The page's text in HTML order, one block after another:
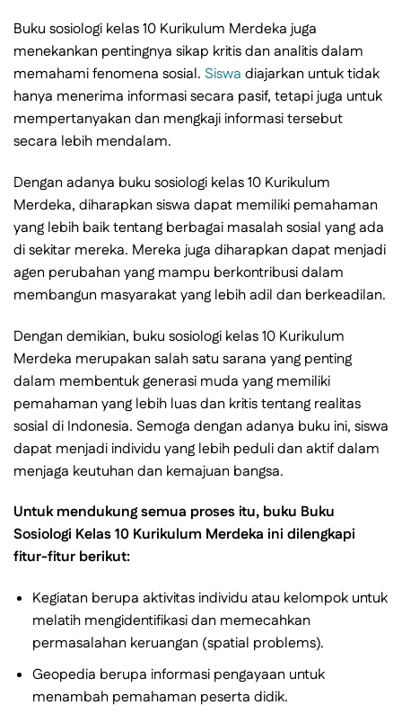
Buku sosiologi kelas 10 Kurikulum Merdeka juga
menekankan pentingnya sikap kritis dan analitis dalam
memahami fenomena sosial. Siswa diajarkan untuk tidak
hanya menerima informasi secara pasif, tetapi juga untuk
mempertanyakan dan mengkaji informasi tersebut
secara lebih mendalam.
Dengan adanya buku sosiologi kelas 10 Kurikulum
Merdeka, diharapkan siswa dapat memiliki pemahaman
yang lebih baik tentang berbagai masalah sosial yang ada
di sekitar mereka. Mereka juga diharapkan dapat menjadi
agen perubahan yang mampu berkontribusi dalam
membangun masyarakat yang lebih adil dan berkeadilan.
Dengan demikian, buku sosiologi kelas 10 Kurikulum
Merdeka merupakan salah satu sarana yang penting
dalam membentuk generasi muda yang memiliki
pemahaman yang lebih luas dan kritis tentang realitas
sosial di Indonesia. Semoga dengan adanya buku ini, siswa
dapat menjadi individu yang lebih peduli dan aktif dalam
menjaga keutuhan dan kemajuan bangsa.
Untuk mendukung semua proses itu, buku Buku
Sosiologi Kelas 10 Kurikulum Merdeka ini dilengkapi
fitur-fitur berikut:
Kegiatan berupa aktivitas individu atau kelompok untuk
melatih mengidentifikasi dan memecahkan
permasalahan keruangan (spatial problems).
Geopedia berupa informasi pengayaan untuk
menambah pemahaman peserta didik.